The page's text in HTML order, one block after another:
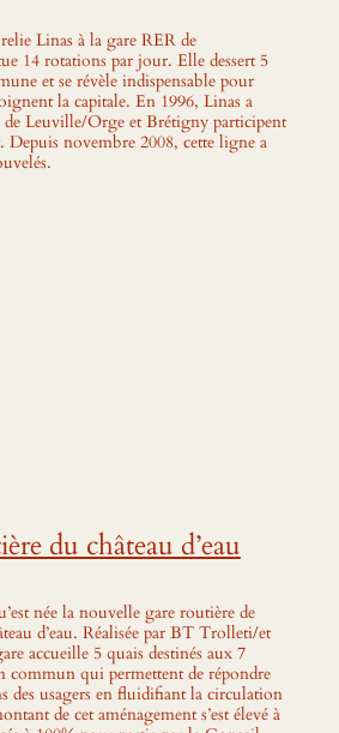
Linas à la gare RER de
14 rotations par jour. Elle dessert 5
et se révèle indispensable pour
la capitale. En 1996, Linas a
Leuville/Orge et Brétigny participent
Depuis novembre 2008, cette ligne a
du château d’eau
née la nouvelle gare routière de
d’eau. Réalisée par BT Trolleti/et
accueille 5 quais destinés aux 7
commun qui permettent de répondre
des usagers en fluidifiant la circulation
de cet aménagement s’est élevé à